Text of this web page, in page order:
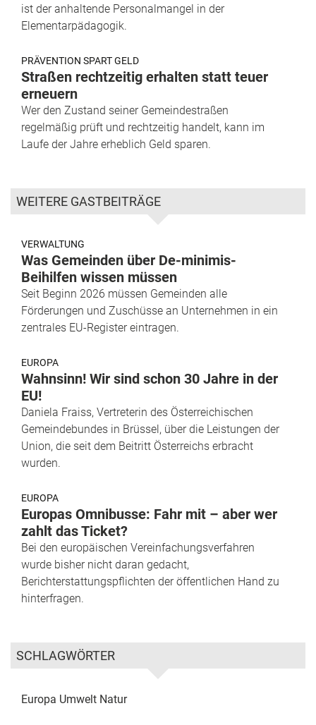
ist der anhaltende Personalmangel in der
Elementarpädagogik.
PRÄVENTION SPART GELD
Straßen rechtzeitig erhalten statt teuer
erneuern
Wer den Zustand seiner Gemeindestraßen
regelmäßig prüft und rechtzeitig handelt, kann im
Laufe der Jahre erheblich Geld sparen.
WEITERE GASTBEITRÄGE
VERWALTUNG
Was Gemeinden über De-minimis-
Beihilfen wissen müssen
Seit Beginn 2026 müssen Gemeinden alle
Förderungen und Zuschüsse an Unternehmen in ein
zentrales EU-Register eintragen.
EUROPA
Wahnsinn! Wir sind schon 30 Jahre in der
EU!
Daniela Fraiss, Vertreterin des Österreichischen
Gemeindebundes in Brüssel, über die Leistungen der
Union, die seit dem Beitritt Österreichs erbracht
wurden.
EUROPA
Europas Omnibusse: Fahr mit – aber wer
zahlt das Ticket?
Bei den europäischen Vereinfachungsverfahren
wurde bisher nicht daran gedacht,
Berichterstattungspflichten der öffentlichen Hand zu
hinterfragen.
SCHLAGWÖRTER
Europa Umwelt Natur